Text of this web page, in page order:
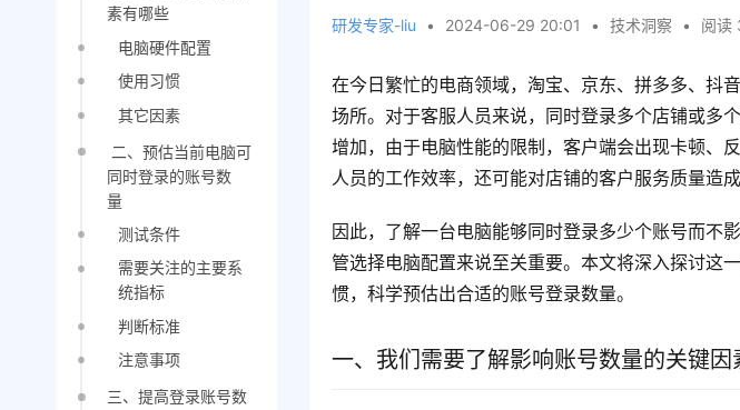
素有哪些
电脑硬件配置
使用习惯
其它因素
二、预估当前电脑可
同时登录的账号数
量
测试条件
需要关注的主要系
统指标
判断标准
注意事项
三、提高登录账号数
研发专家-liu • 2024-06-29 20:01 • 技术洞察 • 阅读
在今日繁忙的电商领域，淘宝、京东、拼多多、抖
场所。对于客服人员来说，同时登录多个店铺或多
增加，由于电脑性能的限制，客户端会出现卡顿、
人员的工作效率，还可能对店铺的客户服务质量造成
因此，了解一台电脑能够同时登录多少个账号而不
管选择电脑配置来说至关重要。本文将深入探讨这
惯，科学预估出合适的账号登录数量。
一、我们需要了解影响账号数量的关键因